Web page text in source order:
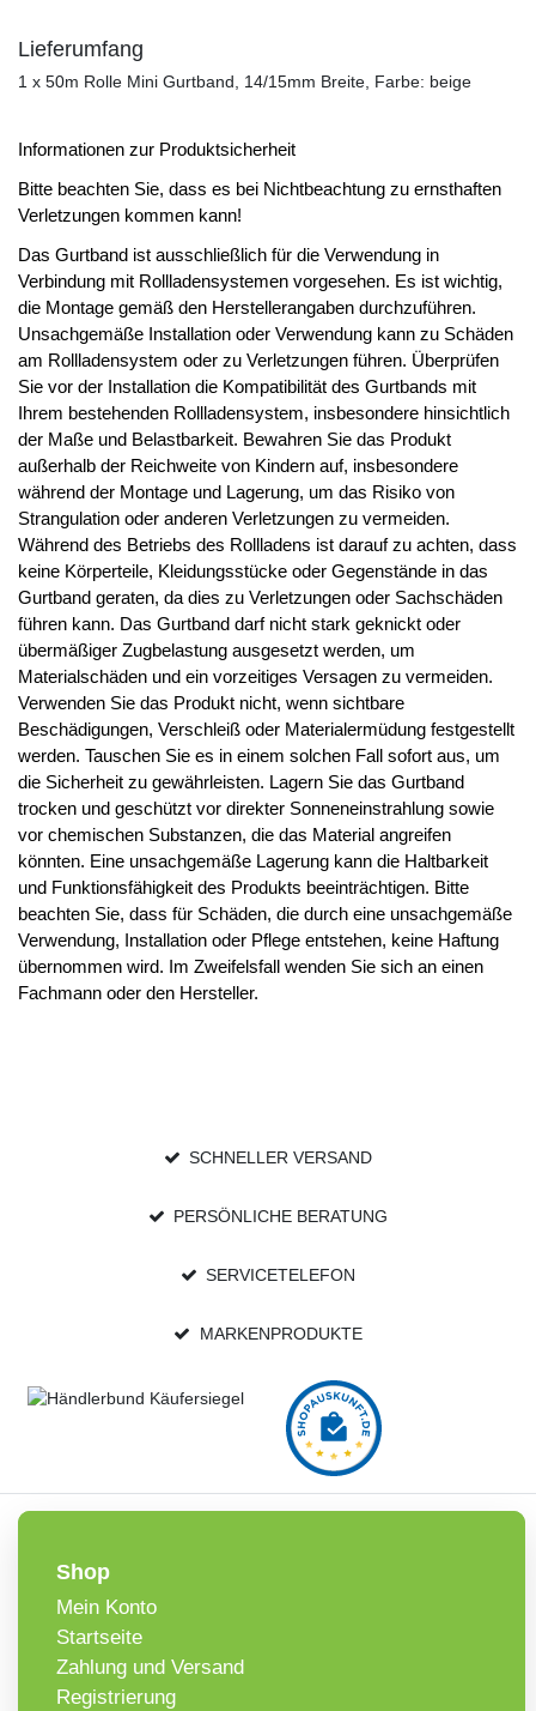
Lieferumfang
1 x 50m Rolle Mini Gurtband, 14/15mm Breite, Farbe: beige
Informationen zur Produktsicherheit
Bitte beachten Sie, dass es bei Nichtbeachtung zu ernsthaften
Verletzungen kommen kann!
Das Gurtband ist ausschließlich für die Verwendung in
Verbindung mit Rollladensystemen vorgesehen. Es ist wichtig,
die Montage gemäß den Herstellerangaben durchzuführen.
Unsachgemäße Installation oder Verwendung kann zu Schäden
am Rollladensystem oder zu Verletzungen führen. Überprüfen
Sie vor der Installation die Kompatibilität des Gurtbands mit
Ihrem bestehenden Rollladensystem, insbesondere hinsichtlich
der Maße und Belastbarkeit. Bewahren Sie das Produkt
außerhalb der Reichweite von Kindern auf, insbesondere
während der Montage und Lagerung, um das Risiko von
Strangulation oder anderen Verletzungen zu vermeiden.
Während des Betriebs des Rollladens ist darauf zu achten, dass
keine Körperteile, Kleidungsstücke oder Gegenstände in das
Gurtband geraten, da dies zu Verletzungen oder Sachschäden
führen kann. Das Gurtband darf nicht stark geknickt oder
übermäßiger Zugbelastung ausgesetzt werden, um
Materialschäden und ein vorzeitiges Versagen zu vermeiden.
Verwenden Sie das Produkt nicht, wenn sichtbare
Beschädigungen, Verschleiß oder Materialermüdung festgestellt
werden. Tauschen Sie es in einem solchen Fall sofort aus, um
die Sicherheit zu gewährleisten. Lagern Sie das Gurtband
trocken und geschützt vor direkter Sonneneinstrahlung sowie
vor chemischen Substanzen, die das Material angreifen
könnten. Eine unsachgemäße Lagerung kann die Haltbarkeit
und Funktionsfähigkeit des Produkts beeinträchtigen. Bitte
beachten Sie, dass für Schäden, die durch eine unsachgemäße
Verwendung, Installation oder Pflege entstehen, keine Haftung
übernommen wird. Im Zweifelsfall wenden Sie sich an einen
Fachmann oder den Hersteller.
SCHNELLER VERSAND
PERSÖNLICHE BERATUNG
SERVICETELEFON
MARKENPRODUKTE
Shop
Mein Konto
Startseite
Zahlung und Versand
Registrierung